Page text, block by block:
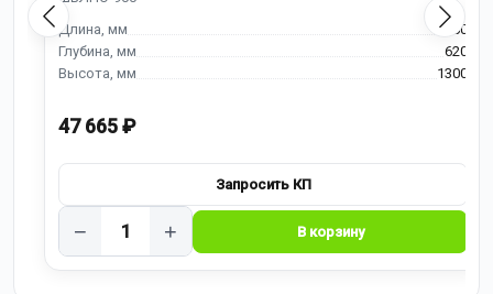
900
620
1300
47 665 ₽
− +